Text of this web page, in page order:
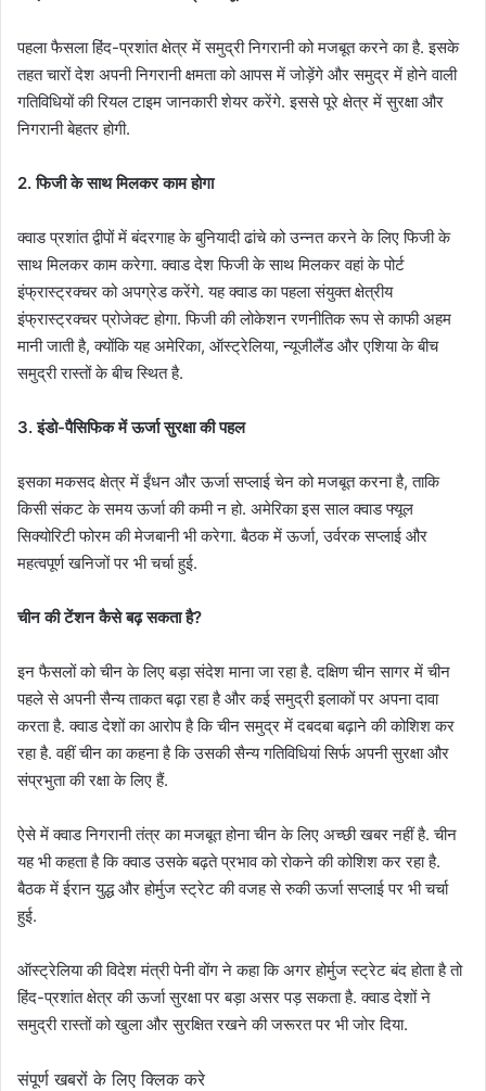
पहला फैसला हिंद-प्रशांत क्षेत्र में समुद्री निगरानी को मजबूत करने का है. इसके
तहत चारों देश अपनी निगरानी क्षमता को आपस में जोड़ेंगे और समुद्र में होने वाली
गतिविधियों की रियल टाइम जानकारी शेयर करेंगे. इससे पूरे क्षेत्र में सुरक्षा और
निगरानी बेहतर होगी.
2. फिजी के साथ मिलकर काम होगा
क्वाड प्रशांत द्वीपों में बंदरगाह के बुनियादी ढांचे को उन्नत करने के लिए फिजी के
साथ मिलकर काम करेगा. क्वाड देश फिजी के साथ मिलकर वहां के पोर्ट
इंफ्रास्ट्रक्चर को अपग्रेड करेंगे. यह क्वाड का पहला संयुक्त क्षेत्रीय
इंफ्रास्ट्रक्चर प्रोजेक्ट होगा. फिजी की लोकेशन रणनीतिक रूप से काफी अहम
मानी जाती है, क्योंकि यह अमेरिका, ऑस्ट्रेलिया, न्यूजीलैंड और एशिया के बीच
समुद्री रास्तों के बीच स्थित है.
3. इंडो-पैसिफिक में ऊर्जा सुरक्षा की पहल
इसका मकसद क्षेत्र में ईंधन और ऊर्जा सप्लाई चेन को मजबूत करना है, ताकि
किसी संकट के समय ऊर्जा की कमी न हो. अमेरिका इस साल क्वाड फ्यूल
सिक्योरिटी फोरम की मेजबानी भी करेगा. बैठक में ऊर्जा, उर्वरक सप्लाई और
महत्वपूर्ण खनिजों पर भी चर्चा हुई.
चीन की टेंशन कैसे बढ़ सकता है?
इन फैसलों को चीन के लिए बड़ा संदेश माना जा रहा है. दक्षिण चीन सागर में चीन
पहले से अपनी सैन्य ताकत बढ़ा रहा है और कई समुद्री इलाकों पर अपना दावा
करता है. क्वाड देशों का आरोप है कि चीन समुद्र में दबदबा बढ़ाने की कोशिश कर
रहा है. वहीं चीन का कहना है कि उसकी सैन्य गतिविधियां सिर्फ अपनी सुरक्षा और
संप्रभुता की रक्षा के लिए हैं.
ऐसे में क्वाड निगरानी तंत्र का मजबूत होना चीन के लिए अच्छी खबर नहीं है. चीन
यह भी कहता है कि क्वाड उसके बढ़ते प्रभाव को रोकने की कोशिश कर रहा है.
बैठक में ईरान युद्ध और होर्मुज स्ट्रेट की वजह से रुकी ऊर्जा सप्लाई पर भी चर्चा
हुई.
ऑस्ट्रेलिया की विदेश मंत्री पेनी वोंग ने कहा कि अगर होर्मुज स्ट्रेट बंद होता है तो
हिंद-प्रशांत क्षेत्र की ऊर्जा सुरक्षा पर बड़ा असर पड़ सकता है. क्वाड देशों ने
समुद्री रास्तों को खुला और सुरक्षित रखने की जरूरत पर भी जोर दिया.
संपूर्ण खबरों के लिए क्लिक करे